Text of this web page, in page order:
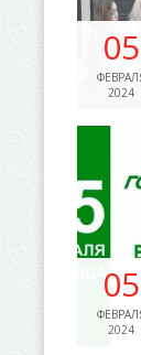
05
2024
05
2024